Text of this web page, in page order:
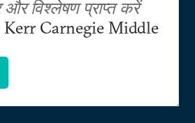
विश्लेषण प्राप्त करें
Carnegie Middle